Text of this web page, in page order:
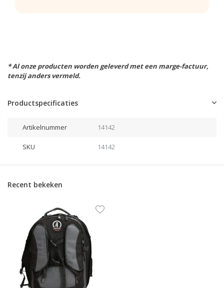
* Al onze producten worden geleverd met een marge-factuur,
tenzij anders vermeld.
Productspecificaties
Artikelnummer 14142
SKU 14142
Recent bekeken